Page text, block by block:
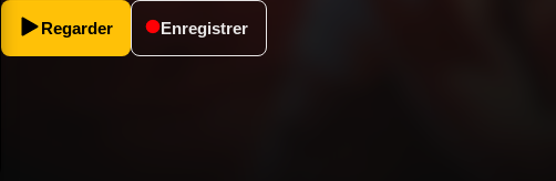
Regarder Enregistrer